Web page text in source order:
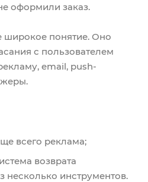
оформили заказ.
широкое понятие. Оно
с пользователем
email, push-
всего реклама;
возврата
несколько инструментов.